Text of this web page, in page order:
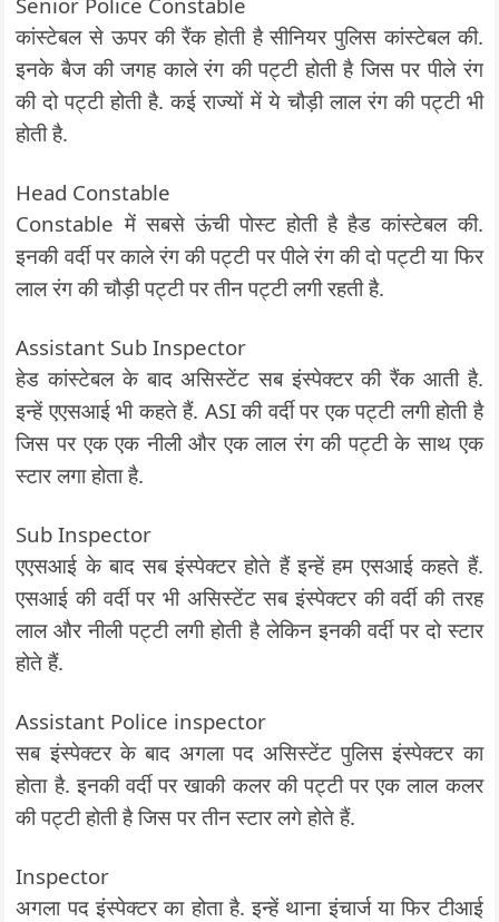
कांस्टेबल से ऊपर की रैंक होती है सीनियर पुलिस कांस्टेबल की.
इनके बैज की जगह काले रंग की पट्टी होती है जिस पर पीले रंग
की दो पट्टी होती है. कई राज्यों में ये चौड़ी लाल रंग की पट्टी भी
होती है.
Head Constable
Constable में सबसे ऊंची पोस्ट होती है हैड कांस्टेबल की.
इनकी वर्दी पर काले रंग की पट्टी पर पीले रंग की दो पट्टी या फिर
लाल रंग की चौड़ी पट्टी पर तीन पट्टी लगी रहती है.
Assistant Sub Inspector
हेड कांस्टेबल के बाद असिस्टेंट सब इंस्पेक्टर की रैंक आती है.
इन्हें एएसआई भी कहते हैं. ASI की वर्दी पर एक पट्टी लगी होती है
जिस पर एक एक नीली और एक लाल रंग की पट्टी के साथ एक
स्टार लगा होता है.
Sub Inspector
एएसआई के बाद सब इंस्पेक्टर होते हैं इन्हें हम एसआई कहते हैं.
एसआई की वर्दी पर भी असिस्टेंट सब इंस्पेक्टर की वर्दी की तरह
लाल और नीली पट्टी लगी होती है लेकिन इनकी वर्दी पर दो स्टार
होते हैं.
Assistant Police inspector
सब इंस्पेक्टर के बाद अगला पद असिस्टेंट पुलिस इंस्पेक्टर का
होता है. इनकी वर्दी पर खाकी कलर की पट्टी पर एक लाल कलर
की पट्टी होती है जिस पर तीन स्टार लगे होते हैं.
Inspector
अगला पद इंस्पेक्टर का होता है. इन्हें थाना इंचार्ज या फिर टीआई